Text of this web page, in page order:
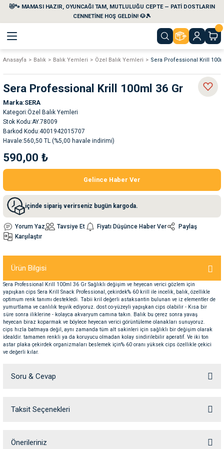
😻🐾 MAMASI HAZIR, OYUNCAĞI TAM, MUTLULUĞU CEPTE — PATİ DOSTLARIN
CENNETİNE HOŞ GELDİN! 🐶🎾
Geri Dön
Geri Dön
Temizlik Ürünleri
Su Kabları
Kemikleri
Geri Dön
Geri Dön
Geri Dön
Geri Dön
Anasayfa Balık Balık Yemleri Özel Balık Yemleri Sera Professional Krill
Sera Professional Krill 100ml 36 Gr
Marka SERA
Kategori Özel Balık Yemleri
Stok Kodu AY.78009
Barkod Kodu 4001942015707
Havale 560,50 TL (%5,00 havale indirimi)
590,00 ₺
Gelince Haber Ver
içinde sipariş verirseniz bugün kargoda.
Yorum Yaz Tavsiye Et Fiyatı Düşünce Haber Ver
Paylaş
Karşılaştır
Ürün Bilgisi
Sera Professional Krill 100ml 36 Gr Sağlıklı değişim ve heyecan verici gözlem için
yapışkan cips Sera Krill Snack Professional, çekirdek% 60 krill ile incelik, balık, özellikle
optimum renk tanımı destekledi. Tabii kril değerli astaksantin bulunan ve iz elementler de
yumurtlama ve canlılık teşvik ediyoruz. dost co-yüzeyli yapışkan cips olabilir - Kısa bir
süre sonra iliklerine - kolayca akvaryum camına takın. Balık bu çerez sonra yavaş
heyecan biraz koparmak ve böylece heyecan verici görüntüleme olanakları sunuyoruz.
cips hızla batmaya değil, aynı zamanda tüm alt sakinleri için sağlıklı bir değişim olarak
idealdir. tamamen renkli ya da koruyucu olmadan kolay sindirilebilir aperatif. Ve iki ton
astar plaka çekirdek organizmaları beslemek için% 60 oranı yüksek cips özellikle çekici
ve değerli kılar.
Soru & Cevap
Ürün hakkında henüz soru sorulmamış.
Taksit Seçenekleri
Önerileriniz